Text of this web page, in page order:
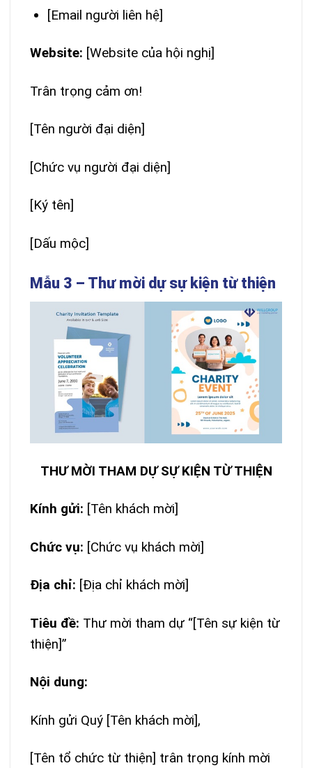
[Email người liên hệ]
Website: [Website của hội nghị]
Trân trọng cảm ơn!
[Tên người đại diện]
[Chức vụ người đại diện]
[Ký tên]
[Dấu mộc]
Mẫu 3 – Thư mời dự sự kiện từ thiện
THƯ MỜI THAM DỰ SỰ KIỆN TỪ THIỆN
Kính gửi: [Tên khách mời]
Chức vụ: [Chức vụ khách mời]
Địa chỉ: [Địa chỉ khách mời]
Tiêu đề: Thư mời tham dự “[Tên sự kiện từ
thiện]”
Nội dung:
Kính gửi Quý [Tên khách mời],
[Tên tổ chức từ thiện] trân trọng kính mời